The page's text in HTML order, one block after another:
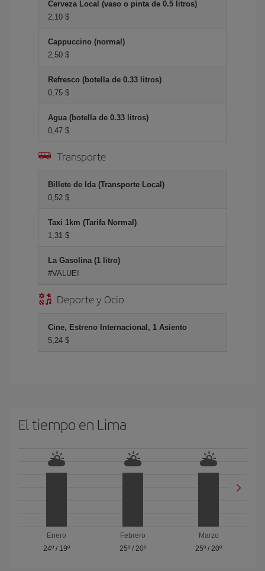
Cerveza Local (vaso o pinta de 0.5 litros)
2,10 $
Cappuccino (normal)
2,50 $
Refresco (botella de 0.33 litros)
0,75 $
Agua (botella de 0.33 litros)
0,47 $
Transporte
Billete de Ida (Transporte Local)
0,52 $
Taxi 1km (Tarifa Normal)
1,31 $
La Gasolina (1 litro)
#VALUE!
Deporte y Ocio
Cine, Estreno Internacional, 1 Asiento
5,24 $
El tiempo en Lima
Enero
24º/ 19º
Febrero
25º/ 20º
Marzo
25º /20º